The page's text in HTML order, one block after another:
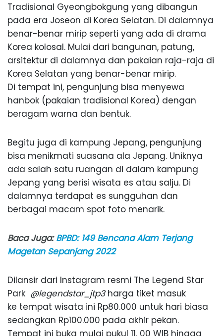
Tradisional Gyeongbokgung yang dibangun
pada era Joseon di Korea Selatan. Di dalamnya
benar-benar mirip seperti yang ada di drama
Korea kolosal. Mulai dari bangunan, patung,
arsitektur di dalamnya dan pakaian raja-raja di
Korea Selatan yang benar-benar mirip.
Di tempat ini, pengunjung bisa menyewa
hanbok (pakaian tradisional Korea) dengan
beragam warna dan bentuk.
Begitu juga di kampung Jepang, pengunjung
bisa menikmati suasana ala Jepang. Uniknya
ada salah satu ruangan di dalam kampung
Jepang yang berisi wisata es atau salju. Di
dalamnya terdapat es sungguhan dan
berbagai macam spot foto menarik.
Baca Juga:BPBD: 149 Bencana Alam Terjang
Magetan Sepanjang 2022
Dilansir dari Instagram resmi The Legend Star
Park @legendstar_jtp3harga tiket masuk
ke tempat wisata ini Rp80.000 untuk hari biasa
sedangkan Rp100.000 pada akhir pekan.
Tempat ini buka mulai pukul 11. 00 WIB hingga